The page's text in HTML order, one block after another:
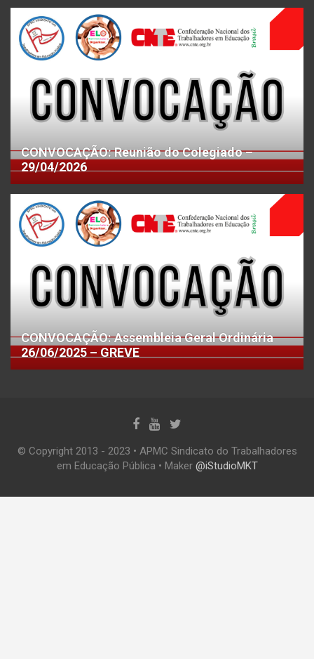
CONVOCAÇÃO: Reunião do Colegiado –
29/04/2026
CONVOCAÇÃO: Assembleia Geral Ordinária
26/06/2025 – GREVE
© Copyright 2013 - 2023 • APMC Sindicato do Trabalhadores
em Educação Pública • Maker @iStudioMKT